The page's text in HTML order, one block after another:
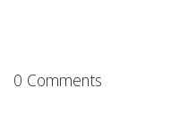
0 Comments